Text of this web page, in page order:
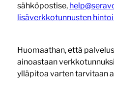
sähköpostise,
lisäverkkotunnusten
Huomaathan, että
ainoastaan
ylläpitoa varten tarvitaan